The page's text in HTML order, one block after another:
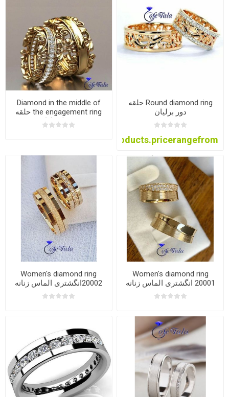
Round diamond ring حلقه
دور برلیان
products.pricerangefrom
Diamond in the middle of
the engagement ring حلقه
وسط برلیان
Women's diamond ring
20001 انگشتری الماس زنانه
Women's diamond ring
20002انگشتری الماس زنانه